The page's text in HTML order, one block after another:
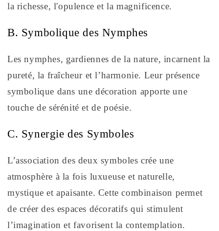
la richesse, l'opulence et la magnificence.
B. Symbolique des Nymphes
Les nymphes, gardiennes de la nature, incarnent la
pureté, la fraîcheur et l’harmonie. Leur présence
symbolique dans une décoration apporte une
touche de sérénité et de poésie.
C. Synergie des Symboles
L’association des deux symboles crée une
atmosphère à la fois luxueuse et naturelle,
mystique et apaisante. Cette combinaison permet
de créer des espaces décoratifs qui stimulent
l’imagination et favorisent la contemplation.